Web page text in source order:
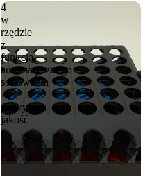
4
w
rzędzie
z
funkcją
automatycznego
sortowania
-
najwyższa
jakość